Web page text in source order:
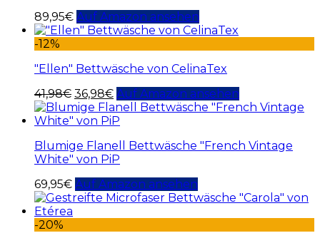
89,95€ Auf Amazon ansehen
-12%
"Ellen" Bettwäsche von CelinaTex
41,98€ 36,98€ Auf Amazon ansehen
Blumige Flanell Bettwäsche "French Vintage
White" von PiP
69,95€ Auf Amazon ansehen
-20%